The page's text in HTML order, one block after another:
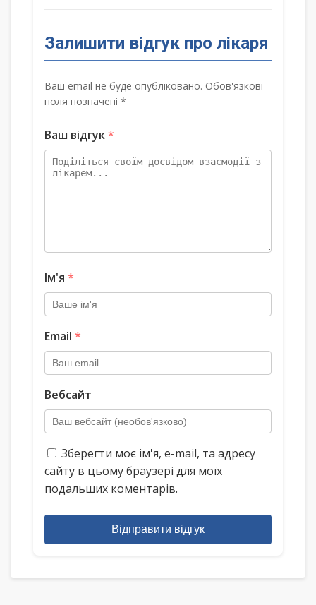
Залишити відгук про лікаря
Ваш email не буде опубліковано. Обов'язкові
поля позначені *
Ваш відгук*
Ім'я *
Email *
Вебсайт
Зберегти моє ім'я, e-mail, та адресу
сайту в цьому браузері для моїх
подальших коментарів.
Відправити відгук